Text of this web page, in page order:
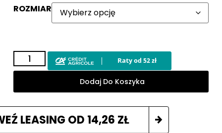
ROZMIAR
Dodaj Do Koszyka
LEASING OD 14,26 ZŁ